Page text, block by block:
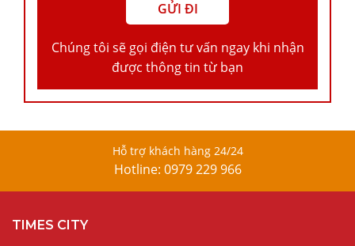
Chúng tôi sẽ gọi điện tư vấn ngay khi nhận
được thông tin từ bạn
Hỗ trợ khách hàng 24/24
Hotline: 0979 229 966
TIMES CITY